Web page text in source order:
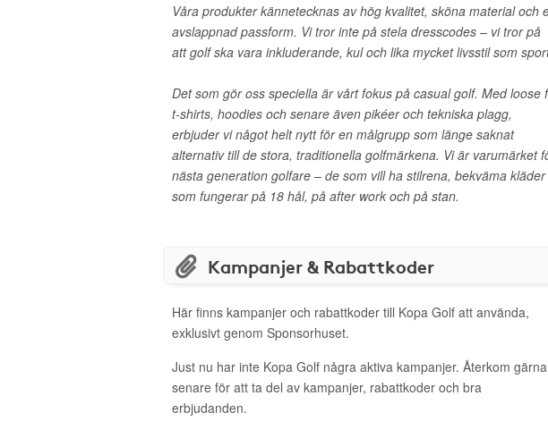
Våra produkter kännetecknas av hög kvalitet, sköna material och
avslappnad passform. Vi tror inte på stela dresscodes – vi tror på
att golf ska vara inkluderande, kul och lika mycket livsstil som
Det som gör oss speciella är vårt fokus på casual golf. Med loose
t-shirts, hoodies och senare även pikéer och tekniska plagg,
erbjuder vi något helt nytt för en målgrupp som länge saknat
alternativ till de stora, traditionella golfmärkena. Vi är varumärket
nästa generation golfare – de som vill ha stilrena, bekväma kläder
som fungerar på 18 hål, på after work och på stan.
Kampanjer & Rabattkoder
Här finns kampanjer och rabattkoder till Kopa Golf att använda,
exklusivt genom Sponsorhuset.
Just nu har inte Kopa Golf några aktiva kampanjer. Återkom gärna
senare för att ta del av kampanjer, rabattkoder och bra
erbjudanden.